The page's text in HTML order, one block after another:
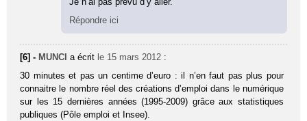
Répondre ici
[6] - MUNCI a écrit le 15 mars 2012 :
30 minutes et pas un centime d’euro : il n’en faut pas plus pour
connaitre le nombre réel des créations d’emploi dans le numérique
sur les 15 dernières années (1995-2009) grâce aux statistiques
publiques (Pôle emploi et Insee).